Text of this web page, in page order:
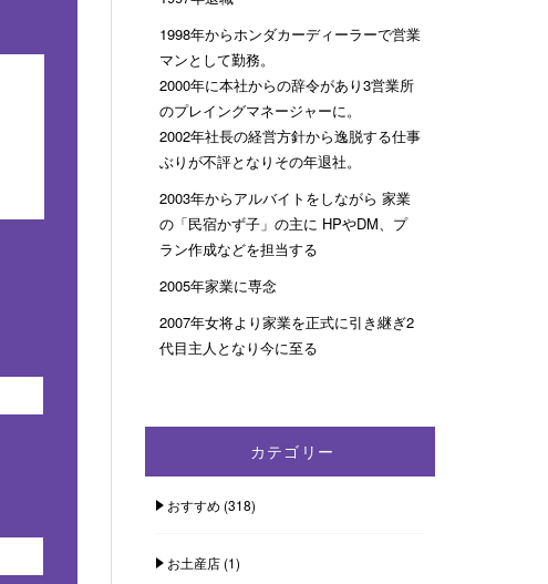
1998年からホンダカーディーラーで営業
マンとして勤務。
2000年に本社からの辞令があり3営業所
のプレイングマネージャーに。
2002年社長の経営方針から逸脱する仕事
ぶりが不評となりその年退社。
2003年からアルバイトをしながら 家業
の「民宿かず子」の主に HPやDM、プ
ラン作成などを担当する
2005年家業に専念
2007年女将より家業を正式に引き継ぎ2
代目主人となり今に至る
カテゴリー
おすすめ (318)
お土産店(1)